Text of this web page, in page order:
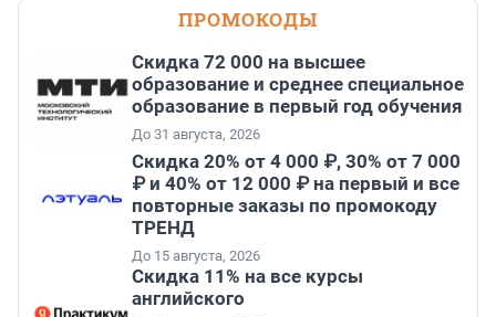
ПРОМОКОДЫ
Скидка 72 000 на высшее
образование и среднее специальное
образование в первый год обучения
До 31 августа, 2026
Скидка 20% от 4 000 ₽, 30% от 7 000
₽ и 40% от 12 000 ₽ на первый и все
повторные заказы по промокоду
ТРЕНД
До 15 августа, 2026
Скидка 11% на все курсы
английского